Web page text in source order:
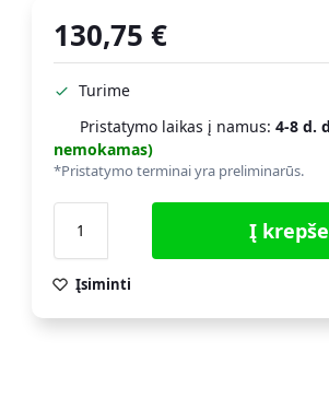
130,75€
Turime
Pristatymo laikas į namus:4-8 d.
nemokamas)
*Pristatymo terminai yra preliminarūs.
Į
Įsiminti